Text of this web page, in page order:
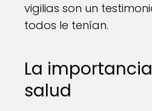
vigilias son un
todos le tenían.
La
salud